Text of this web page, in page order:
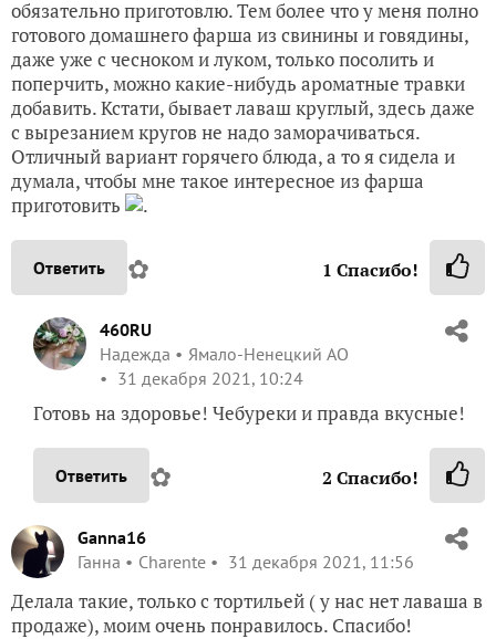
обязательно приготовлю. Тем более что у меня полно
готового домашнего фарша из свинины и говядины,
даже уже с чесноком и луком, только посолить и
поперчить, можно какие-нибудь ароматные травки
добавить. Кстати, бывает лаваш круглый, здесь даже
с вырезанием кругов не надо заморачиваться.
Отличный вариант горячего блюда, а то я сидела и
думала, чтобы мне такое интересное из фарша
приготовить
.
Ответить ✿ 1 Спасибо!
460RU
Надежда
Ямало-Ненецкий АО
31 декабря 2021, 10:24
Готовь на здоровье! Чебуреки и правда вкусные!
Ответить ✿ 2 Спасибо!
Ganna16
Ганна
Charente 31 декабря 2021, 11:56
Делала такие, только с тортильей ( у нас нет лаваша в
продаже), моим очень понравилось. Спасибо!